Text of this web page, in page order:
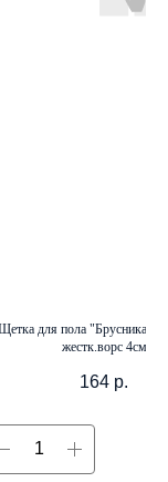
для пола "Брусника"
жестк.ворс 4см
164 р.